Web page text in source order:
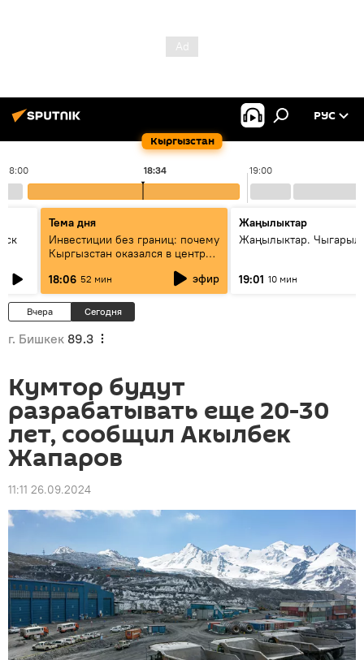
Кыргызстан
РУС
18:00 19:00
18:34
Тема дня
Инвестиции без границ: почему
Кыргызстан оказался в центре
18:06 52 мин эфир
Жаңылыктар
Жаңылыктар.
19:01 10 мин
Вчера Сегодня
г. Бишкек 89.3
Кумтор будут
разрабатывать еще 20-30
лет, сообщил Акылбек
Жапаров
11:11 26.09.2024